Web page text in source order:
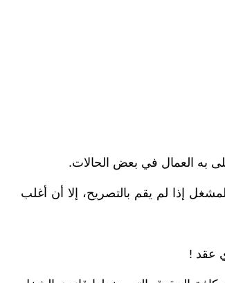
به العمال في بعض الحالات.
إذا لم يقم بالتصريح، إلا أن أغلب
عقد !